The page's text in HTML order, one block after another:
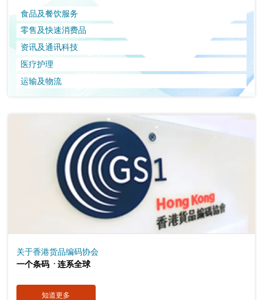
食品及餐饮服务
零售及快速消费品
资讯及通讯科技
医疗护理
运输及物流
关于香港货品编码协会
一个条码 ． 连系全球
知道更多